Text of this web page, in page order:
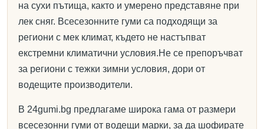
на сухи пътища, както и умерено представяне при
лек сняг. Всесезонните гуми са подходящи за
региони с мек климат, където не настъпват
екстремни климатични условия.Не се препоръчват
за региони с тежки зимни условия, дори от
водещите производители.
В 24gumi.bg предлагаме широка гама от размери
всесезонни гуми от водещи марки, за да шофирате